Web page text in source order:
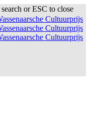
or ESC to close